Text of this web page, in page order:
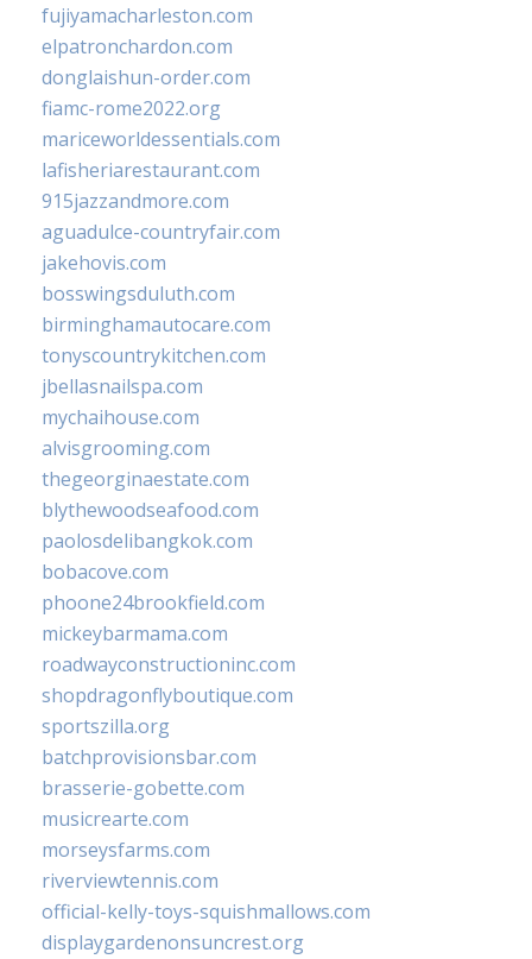
fujiyamacharleston.com
elpatronchardon.com
donglaishun-order.com
fiamc-rome2022.org
mariceworldessentials.com
lafisheriarestaurant.com
915jazzandmore.com
aguadulce-countryfair.com
jakehovis.com
bosswingsduluth.com
birminghamautocare.com
tonyscountrykitchen.com
jbellasnailspa.com
mychaihouse.com
alvisgrooming.com
thegeorginaestate.com
blythewoodseafood.com
paolosdelibangkok.com
bobacove.com
phoone24brookfield.com
mickeybarmama.com
roadwayconstructioninc.com
shopdragonflyboutique.com
sportszilla.org
batchprovisionsbar.com
brasserie-gobette.com
musicrearte.com
morseysfarms.com
riverviewtennis.com
official-kelly-toys-squishmallows.com
displaygardenonsuncrest.org